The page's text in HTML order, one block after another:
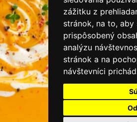
zážitku z
stránok, na to,
prispôsobený
analýzu
stránok a na
návštevníci
PRIHLÁSIŤ
Všeobecné
Ochrana
Moje